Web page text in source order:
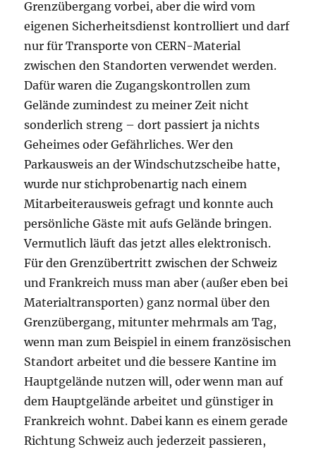
Grenzübergang vorbei, aber die wird vom
eigenen Sicherheitsdienst kontrolliert und darf
nur für Transporte von CERN-Material
zwischen den Standorten verwendet werden.
Dafür waren die Zugangskontrollen zum
Gelände zumindest zu meiner Zeit nicht
sonderlich streng – dort passiert ja nichts
Geheimes oder Gefährliches. Wer den
Parkausweis an der Windschutzscheibe hatte,
wurde nur stichprobenartig nach einem
Mitarbeiterausweis gefragt und konnte auch
persönliche Gäste mit aufs Gelände bringen.
Vermutlich läuft das jetzt alles elektronisch.
Für den Grenzübertritt zwischen der Schweiz
und Frankreich muss man aber (außer eben bei
Materialtransporten) ganz normal über den
Grenzübergang, mitunter mehrmals am Tag,
wenn man zum Beispiel in einem französischen
Standort arbeitet und die bessere Kantine im
Hauptgelände nutzen will, oder wenn man auf
dem Hauptgelände arbeitet und günstiger in
Frankreich wohnt. Dabei kann es einem gerade
Richtung Schweiz auch jederzeit passieren,